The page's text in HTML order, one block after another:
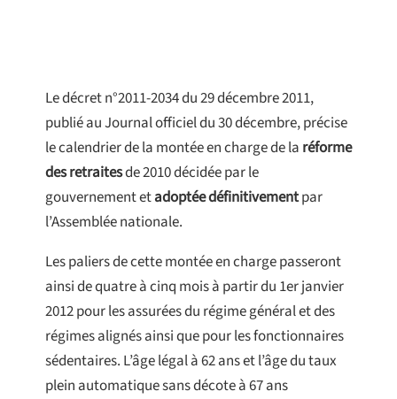
Le décret n°2011-2034 du 29 décembre 2011,
publié au Journal officiel du 30 décembre, précise
le calendrier de la montée en charge de la réforme
des retraitesde 2010 décidée par le
gouvernement etadoptée définitivementpar
l’Assemblée nationale.
Les paliers de cette montée en charge passeront
ainsi de quatre à cinq mois à partir du 1er janvier
2012 pour les assurées du régime général et des
régimes alignés ainsi que pour les fonctionnaires
sédentaires. L’âge légal à 62 ans et l’âge du taux
plein automatique sans décote à 67 ans